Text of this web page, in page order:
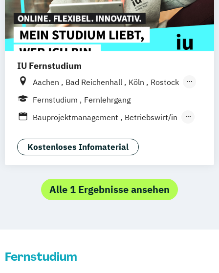
IU Fernstudium
Aachen Bad Reichenhall Köln
Rostock
Freiburg
Frankfurt am Main
Deggendorf Karlsruhe Kassel
Oberhausen Offenbach Saarbrücken
Neu-Ulm Graz Innsbruck Wien
Augsburg Freising Friedrichshafen
Klagenfurt Magdeburg Münster Trier
Würzburg Chemnitz Linz
Fernstudium
Fernlehrgang
Bauprojektmanagement
Betriebswirt/in
Gesundheitsmanagement
Betriebswirt/in im Pflegemanagement
Betriebswirtschaftslehre und Customer
Experience Management
Betriebswirtschaftslehre – Office
Kostenloses Infomaterial
Alle 1 Ergebnisse ansehen
Fernstudium